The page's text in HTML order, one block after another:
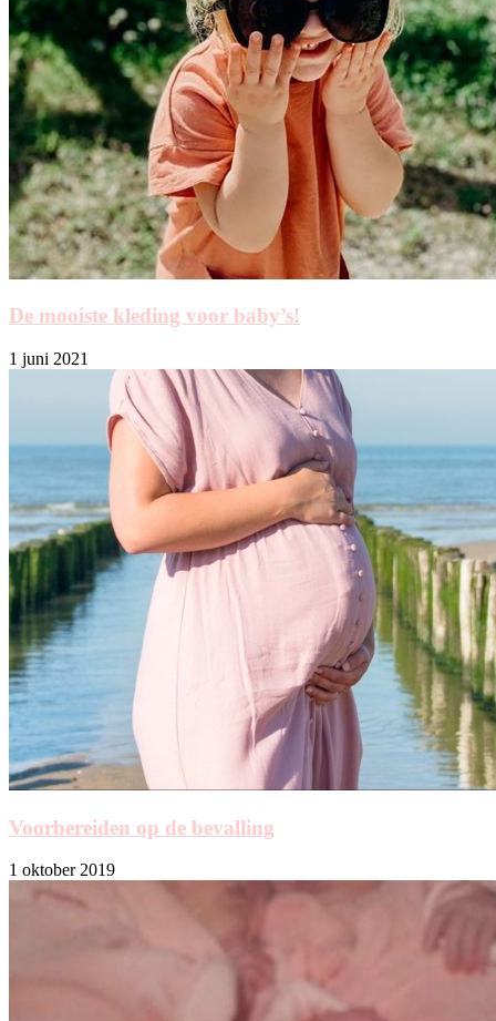
De mooiste kleding voor baby’s!
1 juni 2021
Voorbereiden op de bevalling
1 oktober 2019